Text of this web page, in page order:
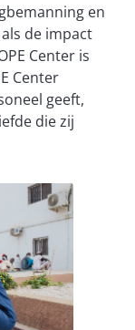
en
de impact
Center is
Center
geeft,
die zij